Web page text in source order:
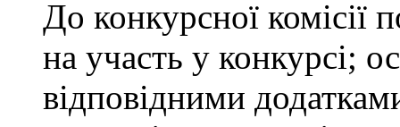
До конкурсної комісії
на участь у конкурсі;
відповідними